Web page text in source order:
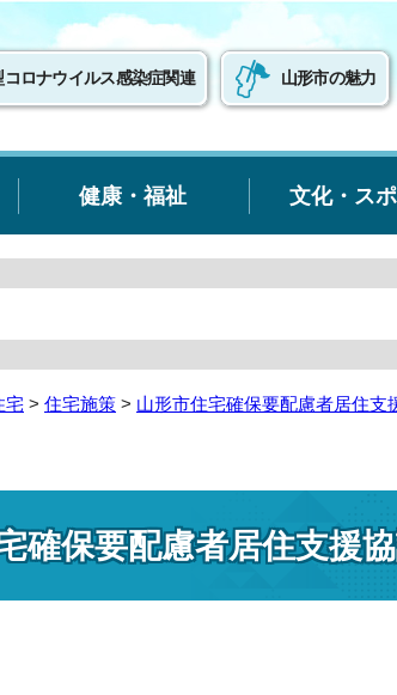
コロナウイルス感染症関連 山形市の魅力
健康・福祉 文化・ス
宅 > 住宅施策 > 山形市住宅確保要配慮者居住支
確保要配慮者居住支援